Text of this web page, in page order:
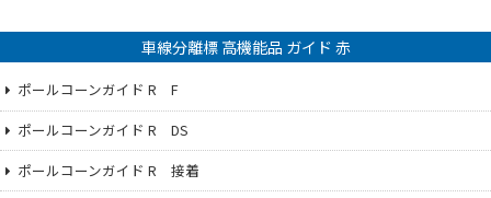
車線分離標 高機能品 ガイド 赤
ポールコーンガイド R F
ポールコーンガイド R DS
ポールコーンガイド R 接着